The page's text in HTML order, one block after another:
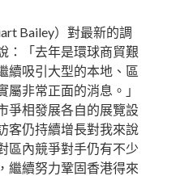
Bailey）對最新的調
：「去年是環球商貿艱
續吸引大型的本地、區
非常正面的消息。」
爭相發展各自的展覽設
客仍持續增長對我來說
區內競爭對手仍有不少
繼續努力鞏固香港得來